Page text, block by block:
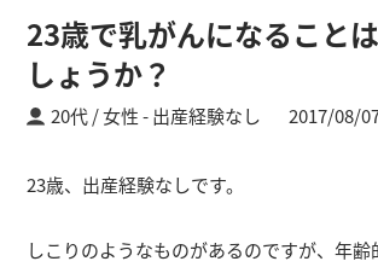
23歳で乳がんになること
しょうか？
20代 / 女性 出産経験なし 2017/08/
23歳、出産経験なしです。
しこりのようなものがあるのですが、年